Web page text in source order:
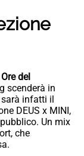
del
scenderà in
infatti il
DEUS x MINI,
Un mix
che